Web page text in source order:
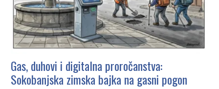
Gas, duhovi i digitalna proročanstva:
Sokobanjska zimska bajka na gasni pogon